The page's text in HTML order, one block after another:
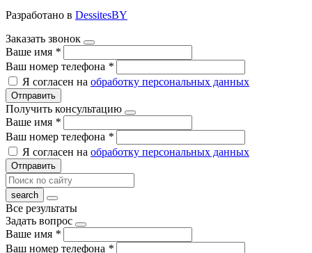
Разработано в DessitesBY
Заказать звонок
Ваше имя *
Ваш номер телефона *
Я согласен на обработку персональных данных
Отправить
Получить консультацию
Ваше имя *
Ваш номер телефона *
Я согласен на обработку персональных данных
Отправить
Все результаты
Задать вопрос
Ваше имя *
Ваш номер телефона *